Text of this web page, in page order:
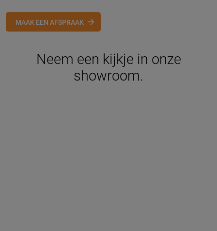
MAAK EEN AFSPRAAK
Neem een kijkje in onze
showroom.